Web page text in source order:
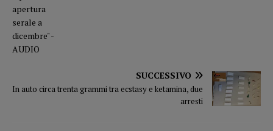
SUCCESSIVO
In auto circa trenta grammi tra ecstasy e ketamina, due
arresti